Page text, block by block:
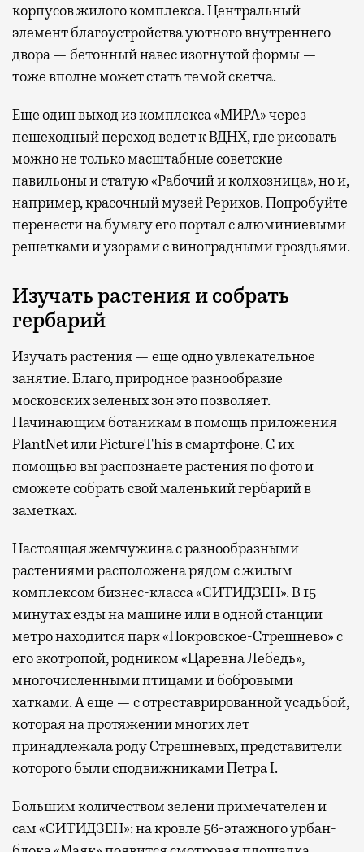
корпусов жилого комплекса. Центральный
элемент благоустройства уютного внутреннего
двора — бетонный навес изогнутой формы —
тоже вполне может стать темой скетча.
Еще один выход из комплекса «МИРА» через
пешеходный переход ведет к ВДНХ, где рисовать
можно не только масштабные советские
павильоны и статую «Рабочий и колхозница», но и,
например, красочный музей Рерихов. Попробуйте
перенести на бумагу его портал с алюминиевыми
решетками и узорами с виноградными гроздьями.
Изучать растения и собрать
гербарий
Изучать растения — еще одно увлекательное
занятие. Благо, природное разнообразие
московских зеленых зон это позволяет.
Начинающим ботаникам в помощь приложения
PlantNet или PictureThis в смартфоне. С их
помощью вы распознаете растения по фото и
сможете собрать свой маленький гербарий в
заметках.
Настоящая жемчужина с разнообразными
растениями расположена рядом с жилым
комплексом бизнес-класса «СИТИДЗЕН». В 15
минутах езды на машине или в одной станции
метро находится парк «Покровское-Стрешнево» с
его экотропой, родником «Царевна Лебедь»,
многочисленными птицами и бобровыми
хатками. А еще — с отреставрированной усадьбой,
которая на протяжении многих лет
принадлежала роду Стрешневых, представители
которого были сподвижниками Петра I.
Большим количеством зелени примечателен и
сам «СИТИДЗЕН»: на кровле 56-этажного урбан-